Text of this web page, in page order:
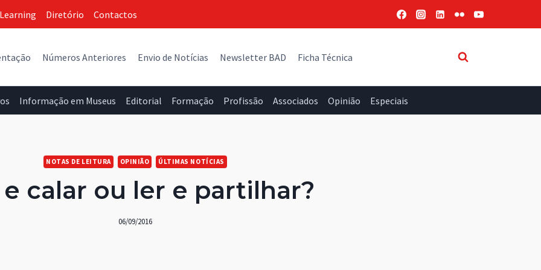
Diretório Contactos
Números Anteriores Envio de Notícias Newsletter BAD Ficha Técnica
Informação em Museus Editorial Formação Profissão Associados Opinião Especiais
NOTAS DE LEITURA OPINIÃO ÚLTIMAS NOTÍCIAS
e calar ou ler e partilhar?
06/09/2016